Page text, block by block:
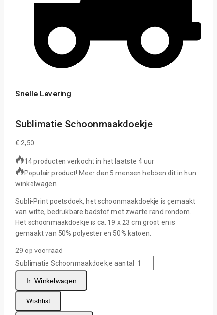
Snelle Levering
Sublimatie Schoonmaakdoekje
€ 2,50
14 producten verkocht in het laatste 4 uur
Populair product! Meer dan 5 mensen hebben dit in hun
winkelwagen
Subli-Print poetsdoek, het schoonmaakdoekje is gemaakt
van witte, bedrukbare badstof met zwarte rand rondom.
Het schoonmaakdoekje is ca. 19 x 23 cm groot en is
gemaakt van 50% polyester en 50% katoen.
29 op voorraad
Sublimatie Schoonmaakdoekje aantal
In Winkelwagen
Wishlist